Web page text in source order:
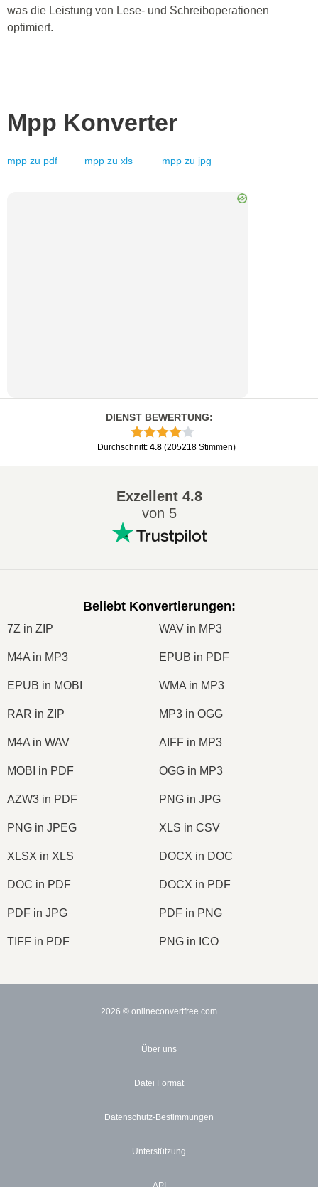
was die Leistung von Lese- und Schreiboperationen
optimiert.
Mpp Konverter
mpp zu pdf mpp zu xls mpp zu jpg
DIENST BEWERTUNG:
Durchschnitt: 4.8 (205218 Stimmen)
Exzellent4.8
von 5
Beliebt Konvertierungen:
7Z in ZIP WAV in MP3
M4A in MP3 EPUB in PDF
EPUB in MOBI WMA in MP3
RAR in ZIP MP3 in OGG
M4A in WAV AIFF in MP3
MOBI in PDF OGG in MP3
AZW3 in PDF PNG in JPG
PNG in JPEG XLS in CSV
XLSX in XLS DOCX in DOC
DOC in PDF DOCX in PDF
PDF in JPG PDF in PNG
TIFF in PDF PNG in ICO
2026 © onlineconvertfree.com
Über uns
Datei Format
Datenschutz-Bestimmungen
Unterstützung